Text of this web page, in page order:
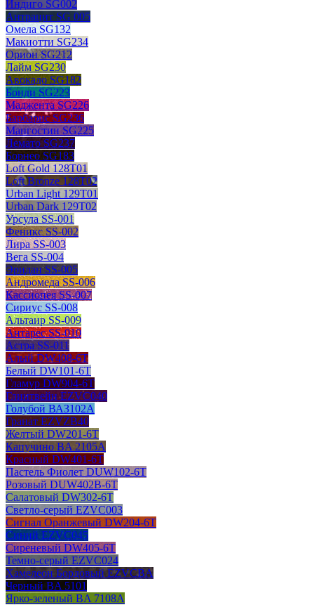
Индиго SG002
Антрацит SG 005
Омела SG132
Макиотти SG234
Орион SG212
Лайм SG230
Авокадо SG182
Бонди SG223
Маджента SG226
Барбарис SG236
Мангостин SG225
Лемато SG237
Борнео SG183
Loft Gold 128T01
Loft Bronze 128T02
Urban Light 129T01
Urban Dark 129T02
Урсула SS-001
Феникс SS-002
Лира SS-003
Вега SS-004
Эридан SS-005
Андромеда SS-006
Кассиопея SS-007
Сириус SS-008
Альтаир SS-009
Антарес SS-010
Астра SS-011
Алый DW408-6T
Белый DW101-6T
Гламур DW904-6T
Глинтвейн EZVC040
Голубой ВАЗ102А
Гранат EZVZB40
Желтый DW201-6T
Капучино BA 2105A
Красный DW401-6T
Пастель Фиолет DUW102-6T
Розовый DUW402B-6T
Салатовый DW302-6T
Светло-серый EZVC003
Сигнал Оранжевый DW204-6T
Синий EZVC045
Сиреневый DW405-6T
Темно-серый EZVC024
Хамелеон Бордовый EZVCBA
Черный BA 5101
Ярко-зеленый BA 7108A